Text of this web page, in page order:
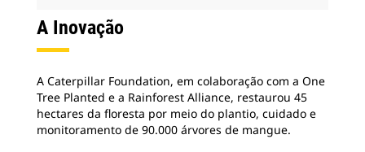
A Inovação
A Caterpillar Foundation, em colaboração com a One
Tree Planted e a Rainforest Alliance, restaurou 45
hectares da floresta por meio do plantio, cuidado e
monitoramento de 90.000 árvores de mangue.